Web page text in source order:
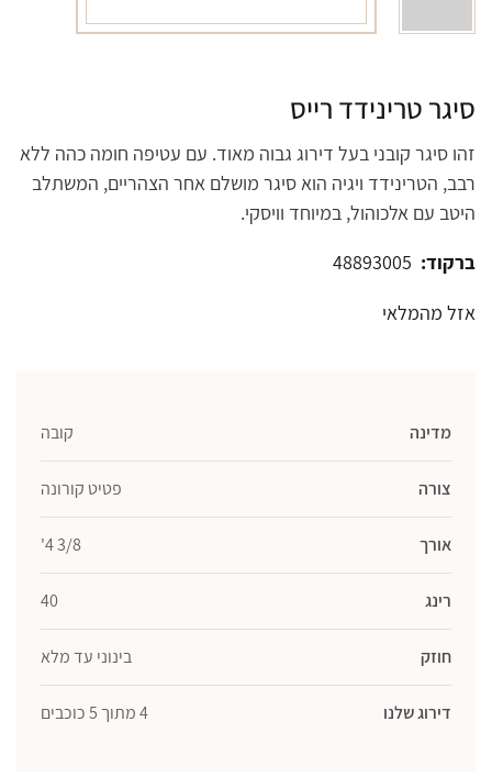
סיגר טרינידד רייס
זהו סיגר קובני בעל דירוג גבוה מאוד. עם עטיפה חומה כהה ללא
רבב, הטרינידד ויגיה הוא סיגר מושלם אחר הצהריים, המשתלב
היטב עם אלכוהול, במיוחד וויסקי.
ברקוד:
אזל מהמלאי
מדינה קובה
צורה פטיט קורונה
אורך 3/8 4'
רינג 40
חוזק בינוני עד מלא
דירוג שלנו 4 מתוך 5 כוכבים